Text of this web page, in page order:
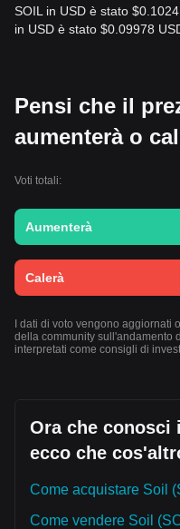
SOIL in USD è stato
in USD è stato $0.09978
Pensi che il
aumenterà o
Voti totali:
Aumenterà
Calerà
I dati di voto vengono aggiornati
della community sull'andamento
interpretati come consigli di
Ora che conosci
ecco che
Come acquistare Soil
Come vendere Soil